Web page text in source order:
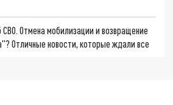
СВО. Отмена мобилизации и возвращение
Отличные новости, которые ждали все